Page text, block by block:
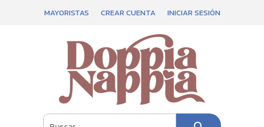
MAYORISTAS CREAR CUENTA INICIAR SESIÓN